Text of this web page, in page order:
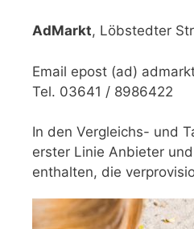
AdMarkt, Löbstedter
Email epost (ad)
Tel. 03641 / 8986422
In den Vergleichs- und
erster Linie Anbieter
enthalten, die